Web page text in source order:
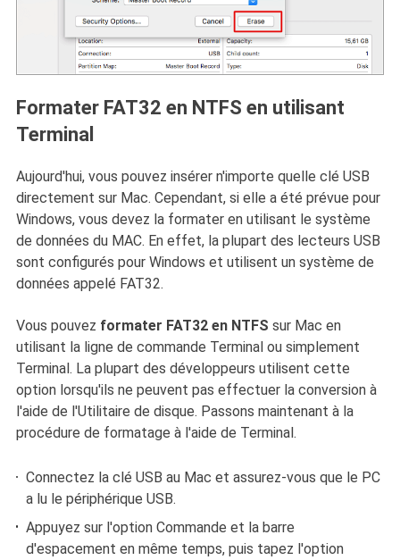
Formater FAT32 en NTFS en utilisant
Terminal
Aujourd'hui, vous pouvez insérer n'importe quelle clé USB
directement sur Mac. Cependant, si elle a été prévue pour
Windows, vous devez la formater en utilisant le système
de données du MAC. En effet, la plupart des lecteurs USB
sont configurés pour Windows et utilisent un système de
données appelé FAT32.
Vous pouvez formater FAT32 en NTFS sur Mac en
utilisant la ligne de commande Terminal ou simplement
Terminal. La plupart des développeurs utilisent cette
option lorsqu'ils ne peuvent pas effectuer la conversion à
l'aide de l'Utilitaire de disque. Passons maintenant à la
procédure de formatage à l'aide de Terminal.
Connectez la clé USB au Mac et assurez-vous que le PC
a lu le périphérique USB.
Appuyez sur l'option Commande et la barre
d'espacement en même temps, puis tapez l'option